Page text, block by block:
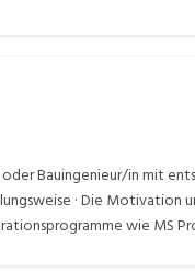
Bauingenieur/in mit
· Die Motivation
wie MS